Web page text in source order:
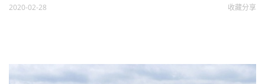
2020-02-28 收藏分享